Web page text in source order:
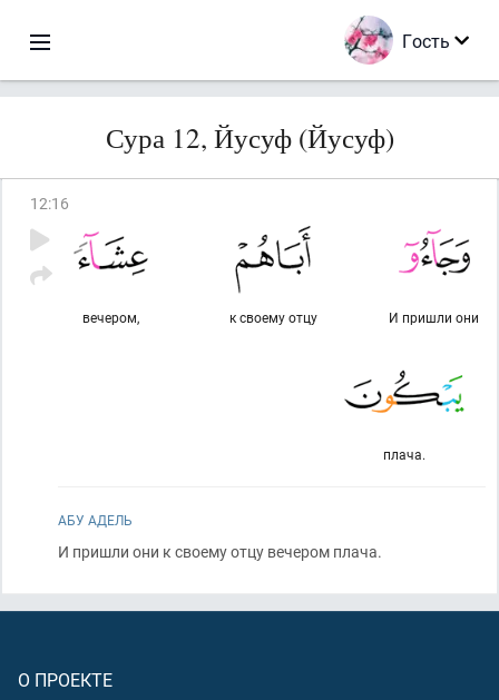
Гость
Сура 12, Йусуф (Йусуф)
12:16
И пришли они
к своему отцу
вечером,
плача.
АБУ АДЕЛЬ
И пришли они к своему отцу вечером плача.
О ПРОЕКТЕ